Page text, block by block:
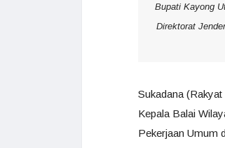
Bupati Kayong
Direktorat
Sukadana
Kepala Balai
Pekerjaan Umum